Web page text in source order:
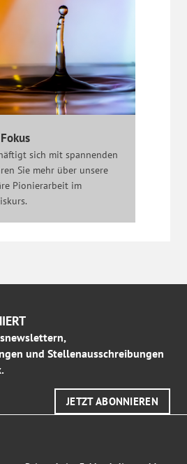
sich mit spannenden
Sie mehr über unsere
Pionierarbeit im
und Stellenausschreibungen
JETZT ABONNIEREN